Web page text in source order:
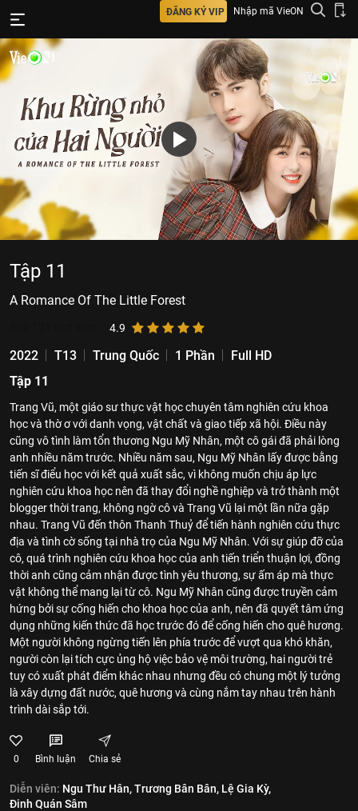
ĐĂNG KÝ VIP Nhập mã VieON
Tập 11
A Romance Of The Little Forest
4.9
2022 T13 Trung Quốc 1 Phần
Full HD
Tập 11
Trang Vũ, một giáo sư thực vật học chuyên tâm nghiên cứu khoa
học và thờ ơ với danh vọng, vật chất và giao tiếp xã hội. Điều này
cũng vô tình làm tổn thương Ngu Mỹ Nhân, một cô gái đã phải lòng
anh nhiều năm trước. Nhiều năm sau, Ngu Mỹ Nhân lấy được bằng
tiến sĩ điểu học với kết quả xuất sắc, vì không muốn chịu áp lực
nghiên cứu khoa học nên đã thay đổi nghề nghiệp và trở thành một
blogger thời trang, không ngờ cô và Trang Vũ lại một lần nữa gặp
nhau. Trang Vũ đến thôn Thanh Thuỷ để tiến hành nghiên cứu thực
địa và tình cờ sống tại nhà trọ của Ngu Mỹ Nhân. Với sự giúp đỡ của
cô, quá trình nghiên cứu khoa học của anh tiến triển thuận lợi, đồng
thời anh cũng cảm nhận được tình yêu thương, sự ấm áp mà thực
vật không thể mang lại từ cô. Ngu Mỹ Nhân cũng được truyền cảm
hứng bởi sự cống hiến cho khoa học của anh, nên đã quyết tâm ứng
dụng những kiến thức đã học trước đó để cống hiến cho quê hương.
Một người không ngừng tiến lên phía trước để vượt qua khó khăn,
người còn lại tích cực ủng hộ việc bảo vệ môi trường, hai người trẻ
tuy có xuất phát điểm khác nhau nhưng đều có chung một lý tưởng
là xây dựng đất nước, quê hương và cùng nắm tay nhau trên hành
trình dài sắp tới.
0 Bình luận Chia sẻ
Diễn viên: Ngu Thư Hân,Trương Bân Bân, Lệ Gia Kỳ,
Đinh Quán Sâm